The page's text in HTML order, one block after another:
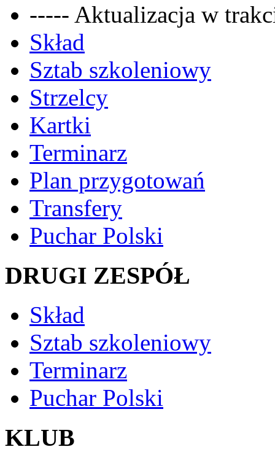
----- Aktualizacja w
Skład
Sztab szkoleniowy
Strzelcy
Kartki
Terminarz
Plan przygotowań
Transfery
Puchar Polski
DRUGI ZESPÓŁ
Skład
Sztab szkoleniowy
Terminarz
Puchar Polski
KLUB